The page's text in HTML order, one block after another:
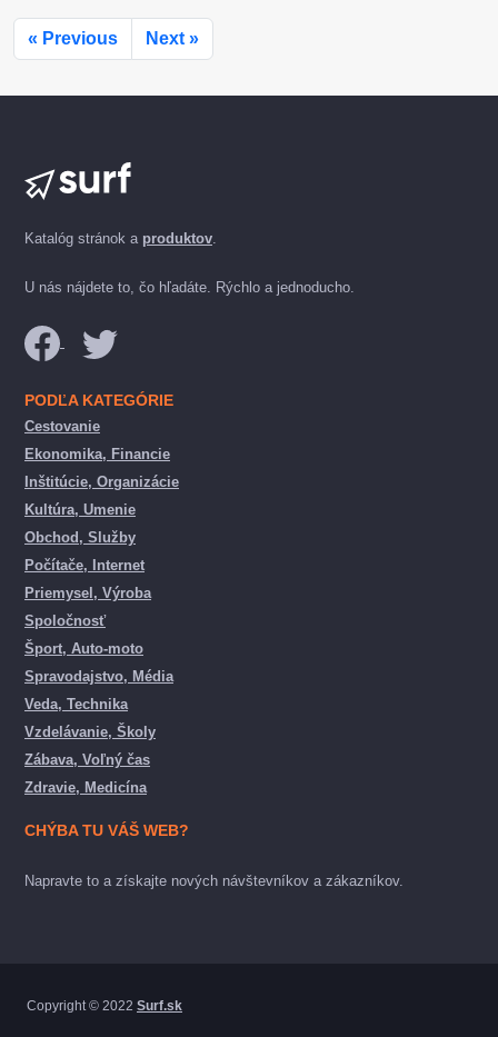
« Previous Next »
Katalóg stránok a produktov.
U nás nájdete to, čo hľadáte. Rýchlo a jednoducho.
PODĽA KATEGÓRIE
Cestovanie
Ekonomika, Financie
Inštitúcie, Organizácie
Kultúra, Umenie
Obchod, Služby
Počítače, Internet
Priemysel, Výroba
Spoločnosť
Šport, Auto-moto
Spravodajstvo, Média
Veda, Technika
Vzdelávanie, Školy
Zábava, Voľný čas
Zdravie, Medicína
CHÝBA TU VÁŠ WEB?
Napravte to a získajte nových návštevníkov a zákazníkov.
Copyright © 2022 Surf.sk